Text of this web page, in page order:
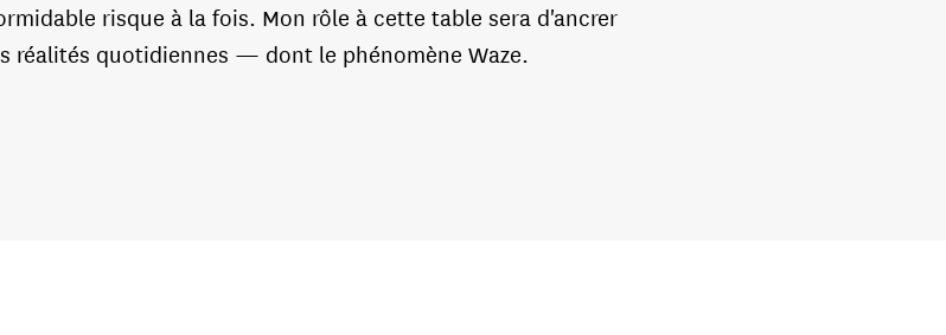
risque à la fois. Mon rôle à cette table sera d'ancrer
réalités quotidiennes — dont le phénomène Waze.